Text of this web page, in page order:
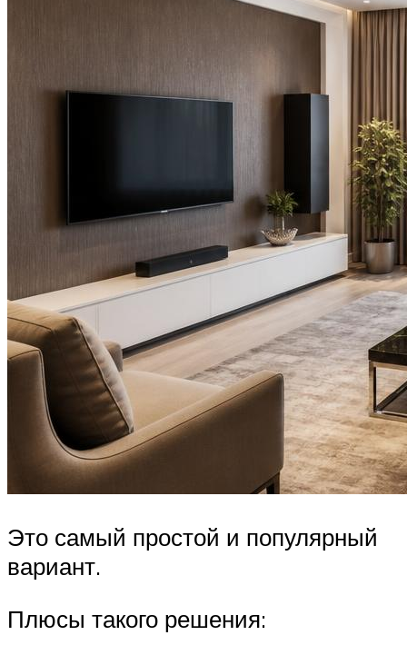
Это самый простой и популярный
вариант.
Плюсы такого решения: